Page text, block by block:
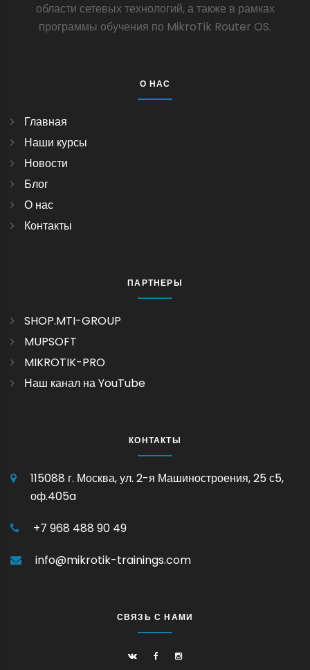
области сетевых технологий, а также в рамках
программы обучения по MikroTik Router OS.
О НАС
Главная
Наши курсы
Новости
Блог
О нас
Контакты
ПАРТНЕРЫ
SHOP.MTI-GROUP
MUPSOFT
MIKROTIK-PRO
Наш канал на YouTube
КОНТАКТЫ
115088 г. Москва, ул. 2-я Машиностроения, 25 с5,
оф.405a
+7 968 488 90 49
info@mikrotik-trainings.com
СВЯЗЬ С НАМИ